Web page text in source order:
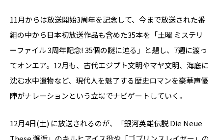
11月からは放送開始3周年を記念して、今まで放送された番
組の中から日本初放送作品も含めた35本を「土曜 ミステリ
ーファイル 3周年記念! 35個の謎に迫る」と題し、7週に渡っ
てオンエア。12月も、古代エジプト文明やマヤ文明、海底に
沈む水中遺物など、現代人を魅了する歴史ロマンを豪華声優
陣がナレーションという立場でナビゲートしていく。
12月4日(土) に放送されるのが、「銀河英雄伝説 Die Neue